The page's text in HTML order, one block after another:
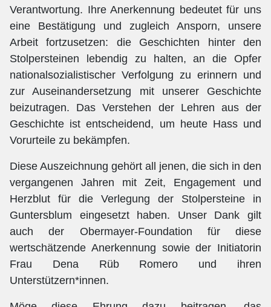
Verantwortung. Ihre Anerkennung bedeutet für uns
eine Bestätigung und zugleich Ansporn, unsere
Arbeit fortzusetzen: die Geschichten hinter den
Stolpersteinen lebendig zu halten, an die Opfer
nationalsozialistischer Verfolgung zu erinnern und
zur Auseinandersetzung mit unserer Geschichte
beizutragen. Das Verstehen der Lehren aus der
Geschichte ist entscheidend, um heute Hass und
Vorurteile zu bekämpfen.
Diese Auszeichnung gehört all jenen, die sich in den
vergangenen Jahren mit Zeit, Engagement und
Herzblut für die Verlegung der Stolpersteine in
Guntersblum eingesetzt haben. Unser Dank gilt
auch der Obermayer-Foundation für diese
wertschätzende Anerkennung sowie der Initiatorin
Frau Dena Rüb Romero und ihren
Unterstützern*innen.